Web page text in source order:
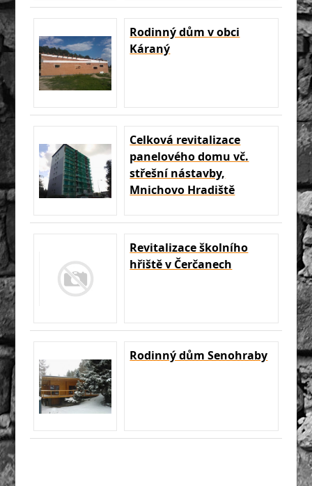
Rodinný dům v obci
Káraný
Celková revitalizace
panelového domu vč.
střešní nástavby,
Mnichovo Hradiště
Revitalizace školního
hřiště v Čerčanech
Rodinný dům Senohraby